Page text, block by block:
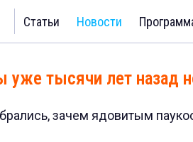
Статьи Новости
уже тысячи лет назад
зачем ядовитым